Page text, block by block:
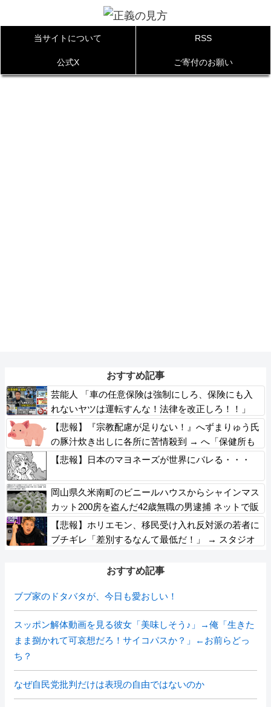
当サイトについて RSS
公式X ご寄付のお願い
おすすめ記事
芸能人 「車の任意保険は強制にしろ、保険にも入
れないヤツは運転すんな！法律を改正しろ！！」
【悲報】『宗教配慮が足りない！』へずまりゅう氏
の豚汁炊き出しに各所に苦情殺到 → へ「保健所も
容認！問題なし！」ｗｗｗｗｗｗｗｗｗｗｗｗｗｗ
【悲報】日本のマヨネーズが世界にバレる・・・
岡山県久米南町のビニールハウスからシャインマス
カット200房を盗んだ42歳無職の男逮捕 ネットで販
売か 自宅からは300房発見
【悲報】ホリエモン、移民受け入れ反対派の若者に
ブチギレ「差別するなんて最低だ！」 → スタジオ
おすすめ記事
ブブ家のドタバタが、今日も愛おしい！
スッポン解体動画を見る彼女「美味しそう♪」→俺「生きた
まま捌かれて可哀想だろ！サイコパスか？」←お前らどっ
ち？
なぜ自民党批判だけは表現の自由ではないのか